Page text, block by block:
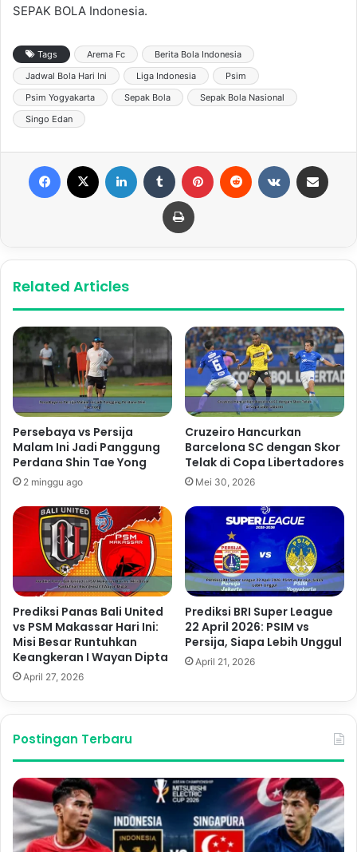
SEPAK BOLA Indonesia.
Tags Arema Fc
Berita Bola Indonesia
Jadwal Bola Hari Ini
Liga Indonesia
Psim
Psim Yogyakarta
Sepak Bola
Sepak Bola Nasional
Singo Edan
Print
Related Articles
Persebaya vs Persija
Malam Ini Jadi Panggung
Perdana Shin Tae Yong
2 minggu ago
Cruzeiro Hancurkan
Barcelona SC dengan Skor
Telak di Copa Libertadores
Mei 30, 2026
Prediksi Panas Bali United
vs PSM Makassar Hari Ini:
Misi Besar Runtuhkan
Keangkeran I Wayan Dipta
April 27, 2026
Prediksi BRI Super League
22 April 2026: PSIM vs
Persija, Siapa Lebih Unggul
April 21, 2026
Postingan Terbaru